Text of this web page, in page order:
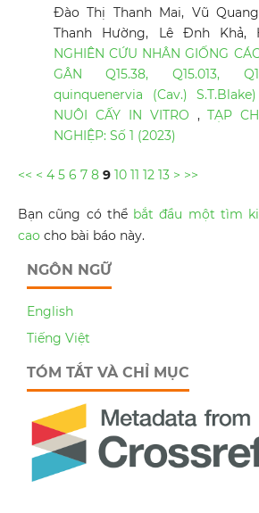
Đào Thị Thanh Mai, Vũ
Thanh Hường, Lê Đnh Khả,
NGHIÊN CỨU NHÂN GIỐNG
GÂN Q15.38, Q15.013,
quinquenervia (Cav.)
NUÔI CẤY IN VITRO ,TẠP
NGHIỆP: Số 1 (2023)
<< < 4 5 6 7 8 9 10 11 12 13 > >>
Bạn cũng có thể bắt đầu một tìm
cao cho bài báo này.
NGÔN NGỮ
English
Tiếng Việt
TÓM TẮT VÀ CHỈ MỤC